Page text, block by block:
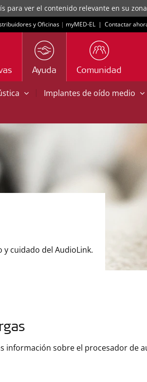
para ver el contenido relevante en su
y Oficinas | myMED‑EL | Contactar
Ayuda Comunidad
| Implantes de oído medio
cuidado del AudioLink.
información sobre el procesador de